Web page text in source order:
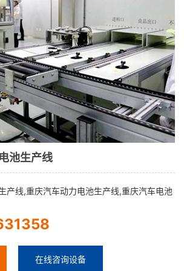
池生产线
产线,重庆汽车动力电池生产线,重庆汽车电池
在线咨询设备